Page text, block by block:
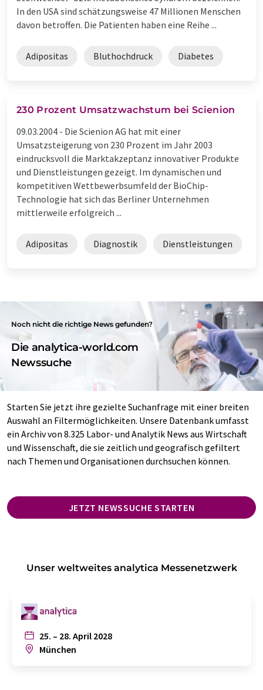
In den USA sind schätzungsweise 47 Millionen Menschen
davon betroffen. Die Patienten haben eine Reihe ...
Adipositas Bluthochdruck Diabetes
230 Prozent Umsatzwachstum bei Scienion
09.03.2004 - Die Scienion AG hat mit einer
Umsatzsteigerung von 230 Prozent im Jahr 2003
eindrucksvoll die Marktakzeptanz innovativer Produkte
und Dienstleistungen gezeigt. Im dynamischen und
kompetitiven Wettbewerbsumfeld der BioChip-
Technologie hat sich das Berliner Unternehmen
mittlerweile erfolgreich ...
Adipositas Diagnostik Dienstleistungen
Noch nicht die richtige News gefunden?
Die analytica-world.com
Newssuche
Starten Sie jetzt ihre gezielte Suchanfrage mit einer breiten
Auswahl an Filtermöglichkeiten. Unsere Datenbank umfasst
ein Archiv von 8.325 Labor- und Analytik News aus Wirtschaft
und Wissenschaft, die sie zeitlich und geografisch gefiltert
nach Themen und Organisationen durchsuchen können.
JETZT NEWSSUCHE STARTEN
Unser weltweites analytica Messenetzwerk
25. – 28. April 2028
München